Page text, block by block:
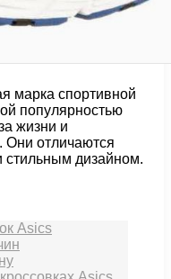
марка спортивной
популярностью
жизни и
Они отличаются
стильным дизайном.
Asics